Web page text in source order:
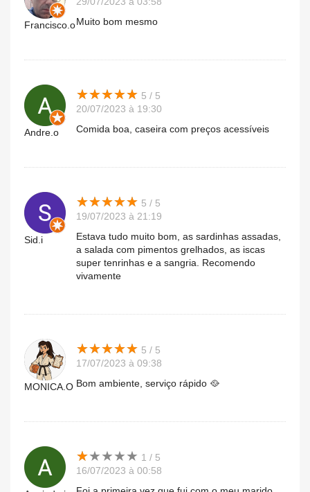
Francisco.oMuito bom mesmo
Andre.o
★★★★★
★★★★★ 5 / 5
20/07/2023 à 19:30
Comida boa, caseira com preços acessíveis
Sid.i
★★★★★
★★★★★ 5 / 5
19/07/2023 à 21:19
Estava tudo muito bom, as sardinhas assadas,
a salada com pimentos grelhados, as iscas
super tenrinhas e a sangria. Recomendo
vivamente
MONICA.O
★★★★★
★★★★★ 5 / 5
17/07/2023 à 09:38
Bom ambiente, serviço rápido 🥘
★★★★★
★★★★★ 1 / 5
16/07/2023 à 00:58